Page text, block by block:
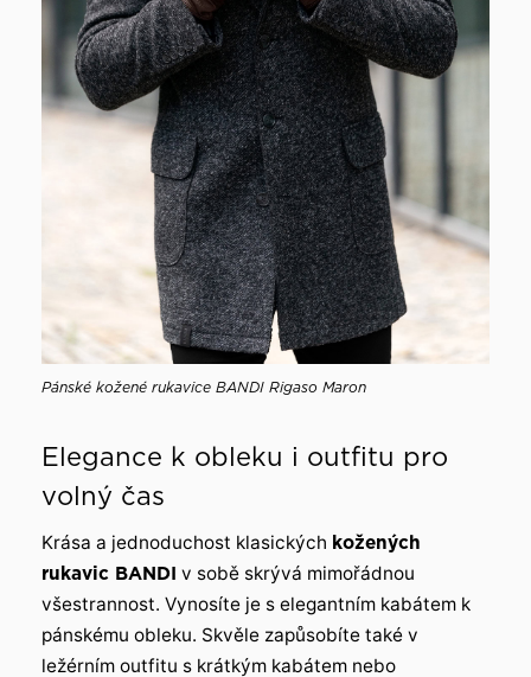
Pánské kožené rukavice BANDI Rigaso Maron
Elegance k obleku i outfitu pro
volný čas
Krása a jednoduchost klasických kožených
rukavic BANDI v sobě skrývá mimořádnou
všestrannost. Vynosíte je s elegantním kabátem k
pánskému obleku. Skvěle zapůsobíte také v
ležérním outfitu s krátkým kabátem nebo